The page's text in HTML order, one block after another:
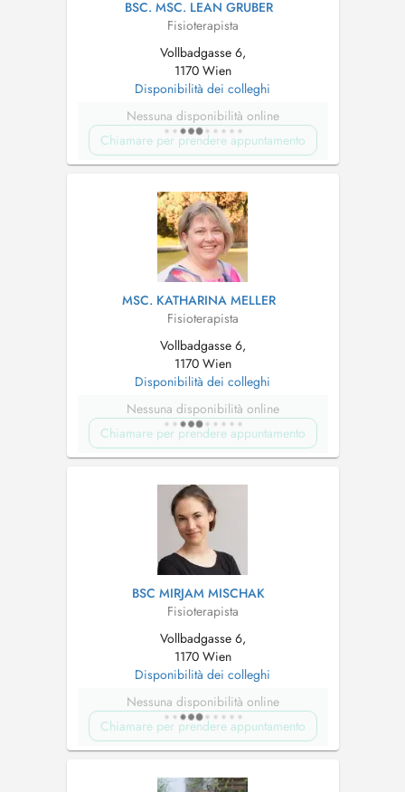
BSC. MSC. LEAN GRUBER
Fisioterapista
Vollbadgasse 6,
1170 Wien
Disponibilità dei colleghi
Nessuna disponibilità online
Chiamare per prendere appuntamento
MSC. KATHARINA MELLER
Fisioterapista
Vollbadgasse 6,
1170 Wien
Disponibilità dei colleghi
Nessuna disponibilità online
Chiamare per prendere appuntamento
BSC MIRJAM MISCHAK
Fisioterapista
Vollbadgasse 6,
1170 Wien
Disponibilità dei colleghi
Nessuna disponibilità online
Chiamare per prendere appuntamento